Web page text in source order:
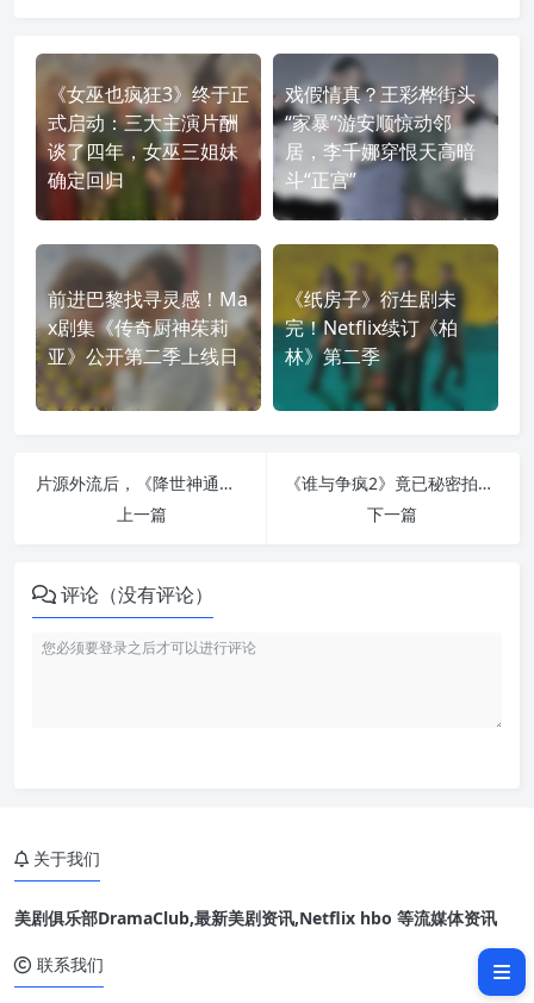
《女巫也疯狂3》终于正
式启动：三大主演片酬
谈了四年，女巫三姐妹
确定回归
戏假情真？王彩桦街头
“家暴”游安顺惊动邻
居，李千娜穿恨天高暗
斗“正宫”
前进巴黎找寻灵感！Ma
x剧集《传奇厨神茱莉
亚》公开第二季上线日
《纸房子》衍生剧未
完！Netflix续订《柏
林》第二季
片源外流后，《降世神通》新动画电影终于放出预告：成年安昂开启全新冒险
上一篇
《谁与争疯2》竟已秘密拍完？萨莎·拜伦·科恩让阿里 G 悄然回归
下一篇
评论（没有评论）
关于我们
美剧俱乐部DramaClub,最新美剧资讯,Netflix hbo 等流媒体资讯
联系我们